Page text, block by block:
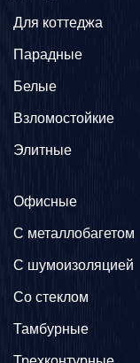
Для коттеджа
Парадные
Белые
Взломостойкие
Элитные
Офисные
C металлобагетом
С шумоизоляцией
Со стеклом
Тамбурные